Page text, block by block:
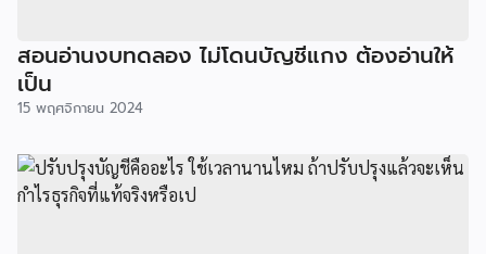
สอนอ่านงบทดลอง ไม่โดนบัญชีแกง ต้องอ่านให้
เป็น
15 พฤศจิกายน 2024